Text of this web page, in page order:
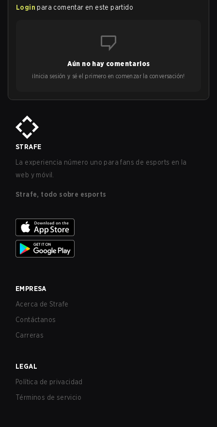
Login para comentar en este partido
Aún no hay comentarios
¡Inicia sesión y sé el primero en comenzar la conversación!
STRAFE
La experiencia número uno para fans de esports en la
web y móvil.
Strafe, todo sobre esports
EMPRESA
Acerca de Strafe
Contáctanos
Carreras
LEGAL
Política de privacidad
Términos de servicio